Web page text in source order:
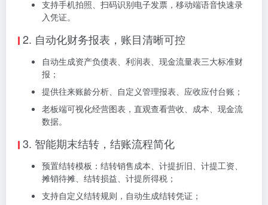
支持手机拍照、扫码识别电子发票，移动端语音快速录
入凭证。
2. 自动化财务报表，账目清晰可控
自动生成资产负债表、利润表、现金流量表三大标准财
报；
提供往来账龄分析、自定义管理报表、应收应付台账；
老板端可视化经营图表，直观查看营收、成本、现金流
数据。
3. 智能期末结转，结账流程简化
预置结转模板：结转销售成本、计提折旧、计提工资、
摊销待摊、结转损益、计提所得税；
支持自定义结转规则，自动生成结转凭证；